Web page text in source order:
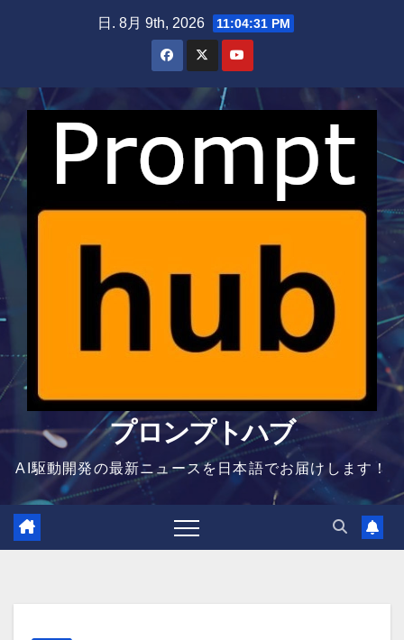
日. 8月 9th, 2026 11:04:32 PM
プロンプトハブ
AI駆動開発の最新ニュースを日本語でお届けします！